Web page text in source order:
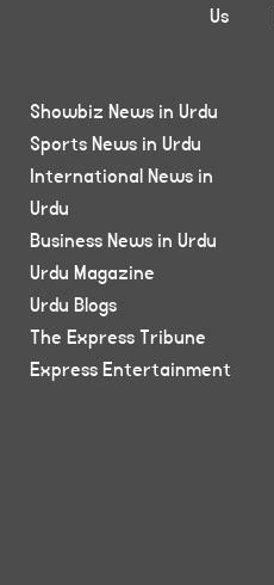
Us
Showbiz News in Urdu
Sports News in Urdu
International News in
Urdu
Business News in Urdu
Urdu Magazine
Urdu Blogs
The Express Tribune
Express Entertainment